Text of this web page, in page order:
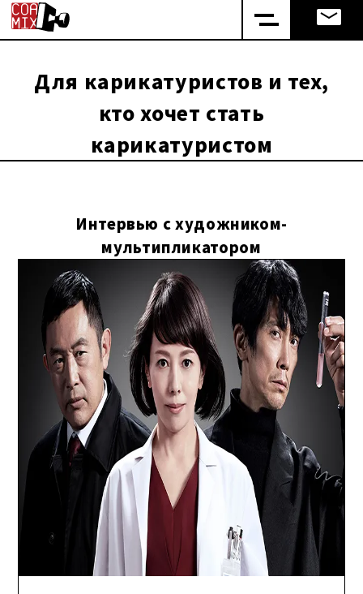
Для карикатуристов и тех,
кто хочет стать
карикатуристом
Интервью с художником-
мультипликатором